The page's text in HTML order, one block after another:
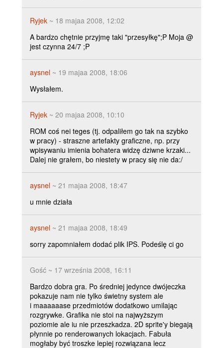
Ryjek ~ 18 majaa 2008, 12:02
A bardzo chętnie przyjmę taki "przesyłkę";P Moja @
jest czynna 24/7 ;P
aysnel ~ 19 majaa 2008, 18:06
Wysłałem.
Ryjek ~ 20 majaa 2008, 10:10
ROM coś nei teges (tj. odpaliłem go tak na szybko
w pracy) - straszne artefakty graficzne, np. przy
wpisywaniu imienia bohatera widzę dziwne krzaki...
Dalej nie grałem, bo niestety w pracy się nie da:/
aysnel ~ 21 majaa 2008, 18:47
u mnie działa
aysnel ~ 21 majaa 2008, 18:49
sorry zapomniałem dodać plik IPS. Podeślę ci go
Gość ~ 17 września 2008, 16:11
Bardzo dobra gra. Po średniej jedynce dwójeczka
pokazuje nam nie tylko świetny system ale
i maaaaaase przedmiotów dodatkowo umilając
rozgrywke. Grafika nie stoi na najwyższym
poziomie ale iu nie przeszkadza. 2D sprite'y biegają
płynnie po renderowanych lokacjach. Fabuła
mogłaby być troszke lepiej rozwiązana lecz